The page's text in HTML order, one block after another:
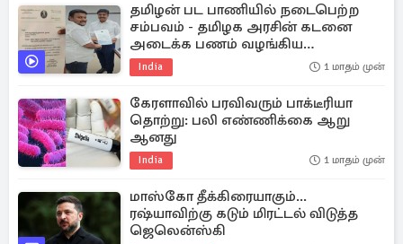
தமிழன் பட பாணியில் நடைபெற்ற
சம்பவம் - தமிழக அரசின் கடனை
அடைக்க பணம் வழங்கிய
வழக்கறிஞர்
India 1 மாதம் முன்
கேரளாவில் பரவிவரும் பாக்டீரியா
தொற்று: பலி எண்ணிக்கை ஆறு
ஆனது
India 1 மாதம் முன்
மாஸ்கோ தீக்கிரையாகும்...
ரஷ்யாவிற்கு கடும் மிரட்டல் விடுத்த
ஜெலென்ஸ்கி